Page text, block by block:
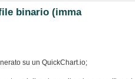
binario (imma
su un QuickChart.io;